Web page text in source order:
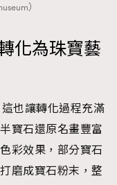
）
化為珠寶藝
也讓轉化過程充滿
寶石還原名畫豐富
彩效果，部分寶石
磨成寶石粉末，整